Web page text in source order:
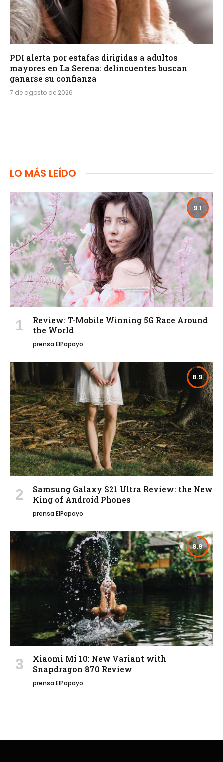
PDI alerta por estafas dirigidas a adultos
mayores en La Serena: delincuentes buscan
ganarse su confianza
7 de agosto de 2026
LO MÁS LEÍDO
9.1
Review: T-Mobile Winning 5G Race Around
the World
prensa ElPapayo
8.9
Samsung Galaxy S21 Ultra Review: the New
King of Android Phones
prensa ElPapayo
8.9
Xiaomi Mi 10: New Variant with
Snapdragon 870 Review
prensa ElPapayo